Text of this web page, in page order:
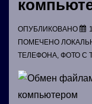
ОПУБЛИКОВАНО
ПОМЕЧЕНО
ТЕЛЕФОНА, ФОТО С